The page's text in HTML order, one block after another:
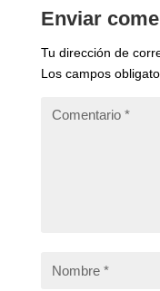
Enviar
Tu dirección de
Los campos